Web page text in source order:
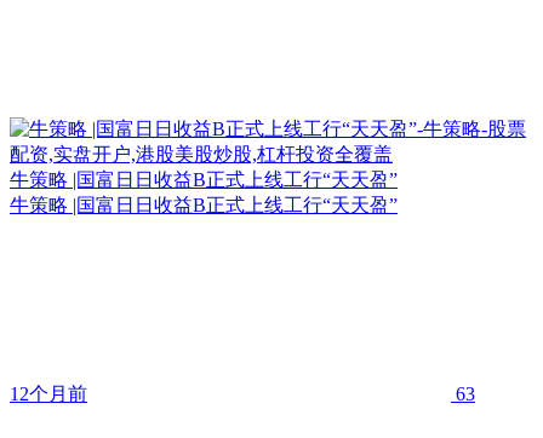
牛策略 |国富日日收益B正式上线工行“天天盈”
牛策略 |国富日日收益B正式上线工行“天天盈”
12个月前 63